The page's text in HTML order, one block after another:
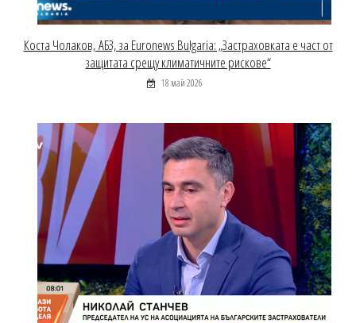
Коста Чолаков, АБЗ, за Euronews Bulgaria: „Застраховката е част от
защитата срещу климатичните рискове“
18 май 2026